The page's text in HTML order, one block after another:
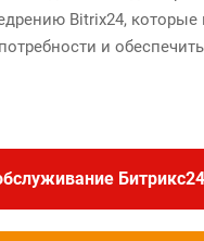
Bitrix24,
и
Битрикс24